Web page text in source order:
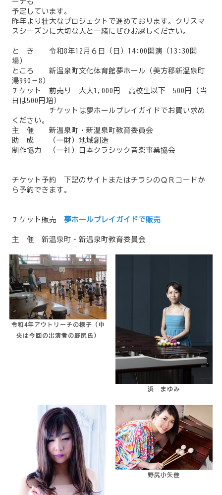
予定しています。
昨年より壮大なプロジェクトで進めております。クリスマ
スシーズンに大切な人と一緒にぜひお越しください。
と き 令和8年12月６日（日）14:00開演（13:30開
場）
ところ 新温泉町文化体育館夢ホール（美方郡新温泉町
湯990－8）
チケット 前売り 大人1,000円 高校生以下 500円（当
日は500円増）
チケットは夢ホールプレイガイドでお買い求め
ください。
主 催 新温泉町・新温泉町教育委員会
助 成 （一財）地域創造
制作協力 （一社）日本クラシック音楽事業協会
チケット予約 下記のサイトまたはチラシのＱＲコード か
ら予約できます。
チケット販売 夢ホールプレイガイド​​​​​​で販売
主 催 新温泉町・新温泉町教育委員会
令和4年アウトリーチの様子（中
央は今回の出演者の野尻氏）
浜 まゆみ
野尻小矢佳